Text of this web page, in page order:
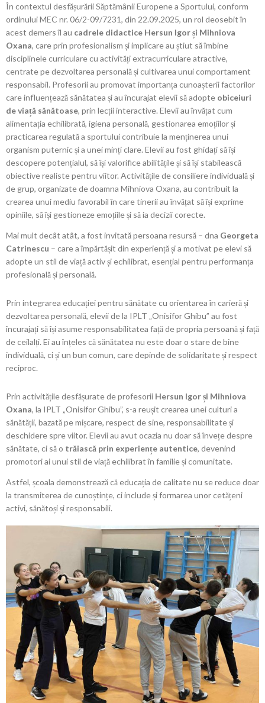
În contextul desfășurării Săptămânii Europene a Sportului, conform
ordinului MEC nr. 06/2-09/7231, din 22.09.2025, un rol deosebit în
acest demers îl au cadrele didactice Hersun Igor și Mihniova
Oxana, care prin profesionalism și implicare au știut să îmbine
disciplinele curriculare cu activități extracurriculare atractive,
centrate pe dezvoltarea personală și cultivarea unui comportament
responsabil. Profesorii au promovat importanța cunoașterii factorilor
care influențează sănătatea și au încurajat elevii să adopte obiceiuri
de viață sănătoase, prin lecții interactive. Elevii au învățat cum
alimentația echilibrată, igiena personală, gestionarea emoțiilor și
practicarea regulată a sportului contribuie la menținerea unui
organism puternic și a unei minți clare. Elevii au fost ghidați să își
descopere potențialul, să își valorifice abilitățile și să își stabilească
obiective realiste pentru viitor. Activitățile de consiliere individuală și
de grup, organizate de doamna Mihniova Oxana, au contribuit la
crearea unui mediu favorabil în care tinerii au învățat să își exprime
opiniile, să își gestioneze emoțiile și să ia decizii corecte.
Mai mult decât atât, a fost invitată persoana resursă – dna Georgeta
Catrinescu – care a împărtășit din experiență și a motivat pe elevi să
adopte un stil de viață activ și echilibrat, esențial pentru performanța
profesională și personală.
Prin integrarea educației pentru sănătate cu orientarea în carieră și
dezvoltarea personală, elevii de la IPLT „Onisifor Ghibu” au fost
încurajați să își asume responsabilitatea față de propria persoană și față
de ceilalți. Ei au înțeles că sănătatea nu este doar o stare de bine
individuală, ci și un bun comun, care depinde de solidaritate și respect
reciproc.
Prin activitățile desfășurate de profesorii Hersun Igor și Mihniova
Oxana, la IPLT „Onisifor Ghibu”, s-a reușit crearea unei culturi a
sănătății, bazată pe mișcare, respect de sine, responsabilitate și
deschidere spre viitor. Elevii au avut ocazia nu doar să învețe despre
sănătate, ci să o trăiască prin experiențe autentice, devenind
promotori ai unui stil de viață echilibrat în familie și comunitate.
Astfel, școala demonstrează că educația de calitate nu se reduce doar
la transmiterea de cunoștințe, ci include și formarea unor cetățeni
activi, sănătoși și responsabili.